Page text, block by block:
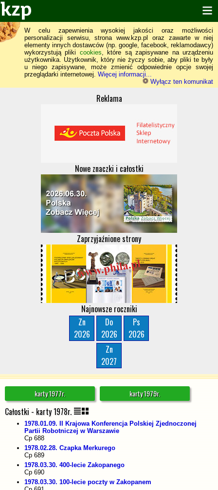
W celu zapewnienia wysokiej jakości oraz możliwości
personalizacji serwisu, strona www.kzp.pl oraz zawarte w niej
elementy innych dostawców (np. google, facebook, reklamodawcy)
wykorzystują pliki cookies, które są zapisywane na urządzeniu
użytkownika. Użytkownik, który nie życzy sobie, aby pliki te były
u niego zapisywane, może zmienić odpowiednie opcje swojej
przeglądarki internetowej. Więcej informacji...
Wyłącz ten komunikat
Reklama
Nowe znaczki i całostki
Zaprzyjaźnione strony
Najnowsze roczniki
Zn
2026
Do
2026
Ps
2026
Zn
2027
karty 1977r. karty 1979r.
Całostki - karty 1978r.
1978.01.09. II Krajowa Konferencja Polskiej Zjednoczonej
Partii Robotniczej w Warszawie
Cp 688
1978.02.28. Czapka Merkurego
Cp 689
1978.03.30. 400-lecie Zakopanego
Cp 690
1978.03.30. 100-lecie poczty w Zakopanem